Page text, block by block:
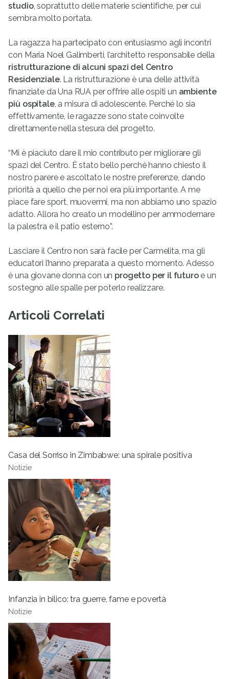
studio, soprattutto delle materie scientifiche, per cui
sembra molto portata.
La ragazza ha partecipato con entusiasmo agli incontri
con Maria Noel Galimberti, l’architetto responsabile della
ristrutturazione di alcuni spazi del Centro
Residenziale. La ristrutturazione è una delle attività
finanziate da Una RUA per offrire alle ospiti un ambiente
più ospitale, a misura di adolescente. Perché lo sia
effettivamente, le ragazze sono state coinvolte
direttamente nella stesura del progetto.
“Mi è piaciuto dare il mio contributo per migliorare gli
spazi del Centro. È stato bello perché hanno chiesto il
nostro parere e ascoltato le nostre preferenze, dando
priorità a quello che per noi era più importante. A me
piace fare sport, muovermi, ma non abbiamo uno spazio
adatto. Allora ho creato un modellino per ammodernare
la palestra e il patio esterno”.
Lasciare il Centro non sarà facile per Carmelita, ma gli
educatori l’hanno preparata a questo momento. Adesso
è una giovane donna con un progetto per il futuroe un
sostegno alle spalle per poterlo realizzare.
Articoli Correlati
Casa del Sorriso in Zimbabwe: una spirale positiva
Notizie
Infanzia in bilico: tra guerre, fame e povertà
Notizie